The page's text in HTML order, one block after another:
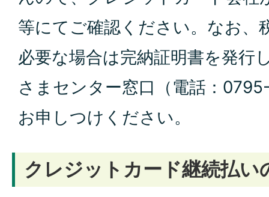
等にてご確認 ください。なお、
必要な場合は完納証明書を発行
さまセンター窓口（電話：
お申しつけくださ い。
クレジットカード継続払い